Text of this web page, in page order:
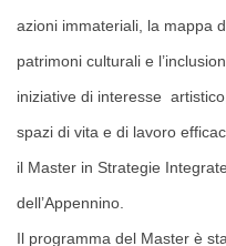
azioni immateriali, la mappa
patrimoni culturali e
iniziative di interesse artistico
spazi di vita e di lavoro
il Master in Strategie
dell’Appennino.
Il programma del Master è